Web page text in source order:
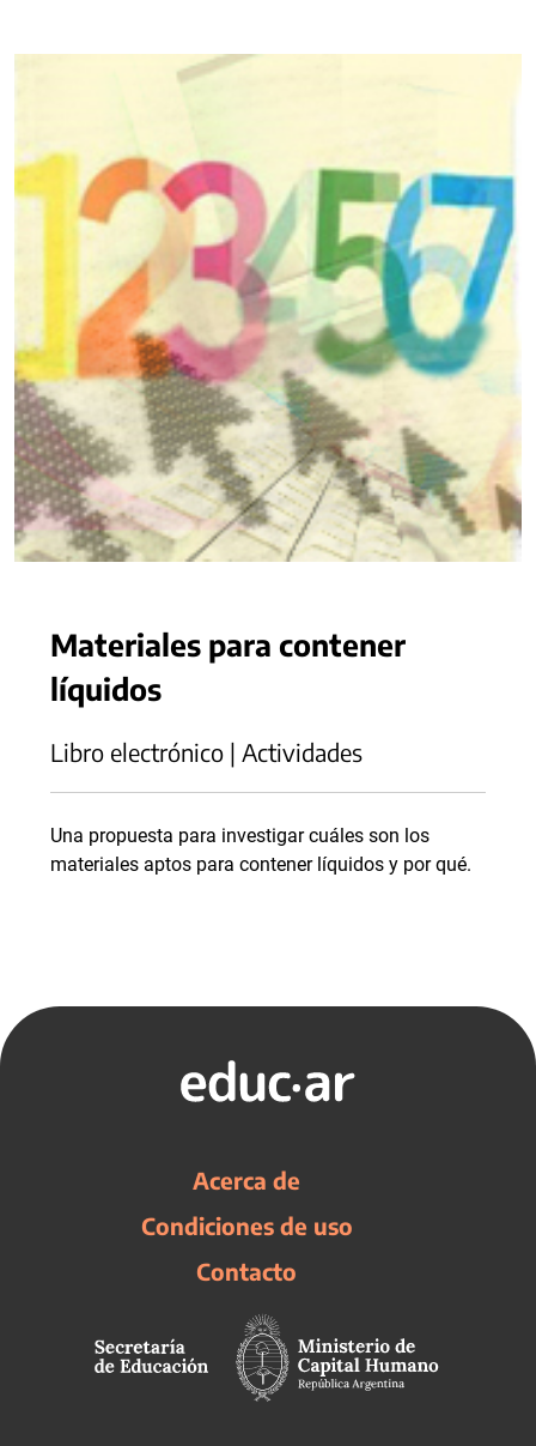
Materiales para contener
líquidos
Libro electrónico | Actividades
Una propuesta para investigar cuáles son los
materiales aptos para contener líquidos y por qué.
Acerca de
Condiciones de uso
Contacto